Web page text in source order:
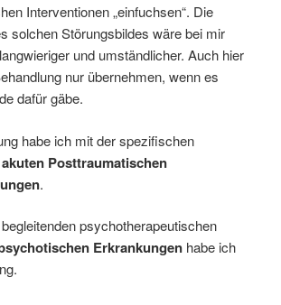
Interventionen „einfuchsen“. Die
solchen Störungsbildes wäre bei mir
und umständlicher. Auch hier
nur übernehmen, wenn es
dafür gäbe.
habe ich mit der spezifischen
akuten Posttraumatischen
.
psychotherapeutischen
Erkrankungen habe ich